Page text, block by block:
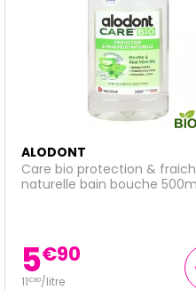
ALODONT
Alodont Protect bain de
500ml
7€95
15€90/litre